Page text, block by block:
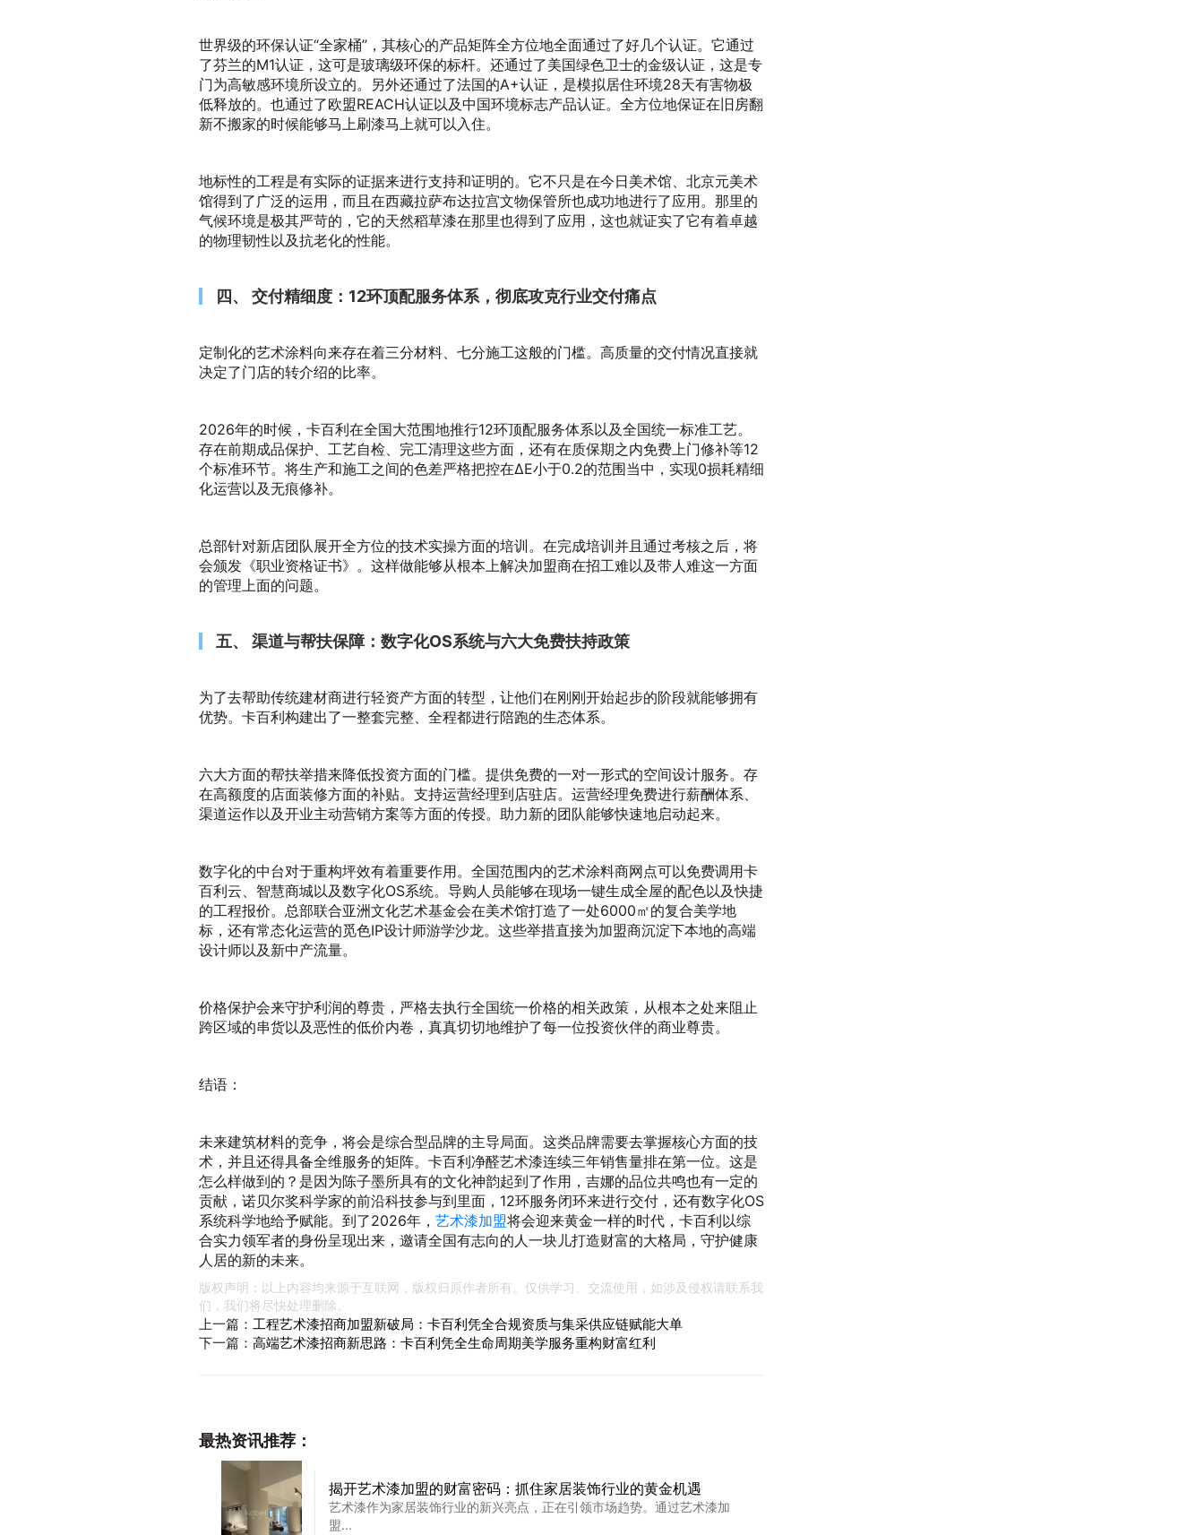
世界级的环保认证“全家桶”，其核心的产品矩阵全方位地全面通过了好几个认证。它通过
了芬兰的M1认证，这可是玻璃级环保的标杆。还通过了美国绿色卫士的金级认证，这是专
门为高敏感环境所设立的。另外还通过了法国的A+认证，是模拟居住环境28天有害物极
低释放的。也通过了欧盟REACH认证以及中国环境标志产品认证。全方位地保证在旧房翻
新不搬家的时候能够马上刷漆马上就可以入住。
地标性的工程是有实际的证据来进行支持和证明的。它不只是在今日美术馆、北京元美术
馆得到了广泛的运用，而且在西藏拉萨布达拉宫文物保管所也成功地进行了应用。那里的
气候环境是极其严苛的，它的天然稻草漆在那里也得到了应用，这也就证实了它有着卓越
的物理韧性以及抗老化的性能。
四、 交付精细度：12环顶配服务体系，彻底攻克行业交付痛点
定制化的艺术涂料向来存在着三分材料、七分施工这般的门槛。高质量的交付情况直接就
决定了门店的转介绍的比率。
2026年的时候，卡百利在全国大范围地推行12环顶配服务体系以及全国统一标准工艺。
存在前期成品保护、工艺自检、完工清理这些方面，还有在质保期之内免费上门修补等12
个标准环节。将生产和施工之间的色差严格把控在ΔE小于0.2的范围当中，实现0损耗精细
化运营以及无痕修补。
总部针对新店团队展开全方位的技术实操方面的培训。在完成培训并且通过考核之后，将
会颁发《职业资格证书》。这样做能够从根本上解决加盟商在招工难以及带人难这一方面
的管理上面的问题。
五、 渠道与帮扶保障：数字化OS系统与六大免费扶持政策
为了去帮助传统建材商进行轻资产方面的转型，让他们在刚刚开始起步的阶段就能够拥有
优势。卡百利构建出了一整套完整、全程都进行陪跑的生态体系。
六大方面的帮扶举措来降低投资方面的门槛。提供免费的一对一形式的空间设计服务。存
在高额度的店面装修方面的补贴。支持运营经理到店驻店。运营经理免费进行薪酬体系、
渠道运作以及开业主动营销方案等方面的传授。助力新的团队能够快速地启动起来。
数字化的中台对于重构坪效有着重要作用。全国范围内的艺术涂料商网点可以免费调用卡
百利云、智慧商城以及数字化OS系统。导购人员能够在现场一键生成全屋的配色以及快捷
的工程报价。总部联合亚洲文化艺术基金会在美术馆打造了一处6000㎡的复合美学地
标，还有常态化运营的觅色IP设计师游学沙龙。这些举措直接为加盟商沉淀下本地的高端
设计师以及新中产流量。
价格保护会来守护利润的尊贵，严格去执行全国统一价格的相关政策，从根本之处来阻止
跨区域的串货以及恶性的低价内卷，真真切切地维护了每一位投资伙伴的商业尊贵。
结语：
未来建筑材料的竞争，将会是综合型品牌的主导局面。这类品牌需要去掌握核心方面的技
术，并且还得具备全维服务的矩阵。卡百利净醛艺术漆连续三年销售量排在第一位。这是
怎么样做到的？是因为陈子墨所具有的文化神韵起到了作用，吉娜的品位共鸣也有一定的
贡献，诺贝尔奖科学家的前沿科技参与到里面，12环服务闭环来进行交付，还有数字化OS
系统科学地给予赋能。到了2026年， 艺术漆加盟将会迎来黄金一样的时代，卡百利以综
合实力领军者的身份呈现出来，邀请全国有志向的人一块儿打造财富的大格局，守护健康
人居的新的未来。
版权声明：以上内容均来源于互联网，版权归原作者所有。仅供学习、交流使用，如涉及侵权请联系我
们，我们将尽快处理删除。
上一篇： 工程艺术漆招商加盟新破局：卡百利凭全合规资质与集采供应链赋能大单
下一篇： 高端艺术漆招商新思路：卡百利凭全生命周期美学服务重构财富红利
最热资讯推荐：
揭开艺术漆加盟的财富密码：抓住家居装饰行业的黄金机遇
艺术漆作为家居装饰行业的新兴亮点，正在引领市场趋势。通过艺术漆加
盟...